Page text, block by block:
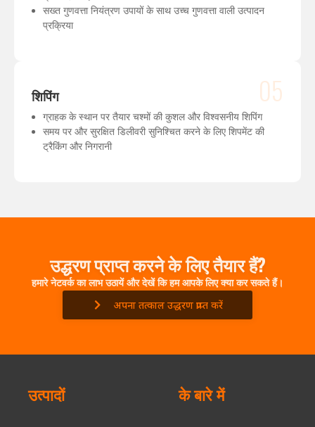
सख्त गुणवत्ता नियंत्रण उपायों के साथ उच्च गुणवत्ता वाली उत्पादन
प्रक्रिया
05
शिपिंग
ग्राहक के स्थान पर तैयार चश्मों की कुशल और विश्वसनीय शिपिंग
समय पर और सुरक्षित डिलीवरी सुनिश्चित करने के लिए शिपमेंट की
ट्रैकिंग और निगरानी
उद्धरण प्राप्त करने के लिए तैयार हैं?
हमारे नेटवर्क का लाभ उठायें और देखें कि हम आपके लिए क्या कर सकते हैं।
अपना तत्काल उद्धरण प्राप्त करें
उत्पादों के बारे में